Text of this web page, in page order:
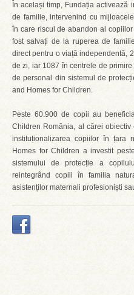
În același timp, Fundația
de familie, intervenind cu
în care riscul de abandon al
fost salvați de la ruperea de
direct pentru o viață independentă,
de zi, iar 1087 în centrele de
de personal din sistemul de
and Homes for Children.
Peste 60.900 de copii au
Children România, al cărei
instituționalizarea copiilor în țara
Homes for Children a investit
sistemului de protecție a
reintegrând copiii în familia
asistenților maternali profesioniști